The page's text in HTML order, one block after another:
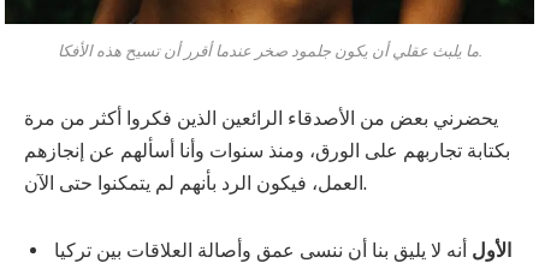
ما يلبث عقلي أن يكون جلمود صخر عندما أقرر أن تسيح هذه الأفكا.
يحضرني بعض من الأصدقاء الرائعين الذين فكروا أكثر من مرة
بكتابة تجاربهم على الورق، ومنذ سنوات وأنا أسألهم عن إنجازهم
العمل، فيكون الرد بأنهم لم يتمكنوا حتى الآن.
الأول أنه لا يليق بنا أن ننسى عمق وأصالة العلاقات بين تركيا